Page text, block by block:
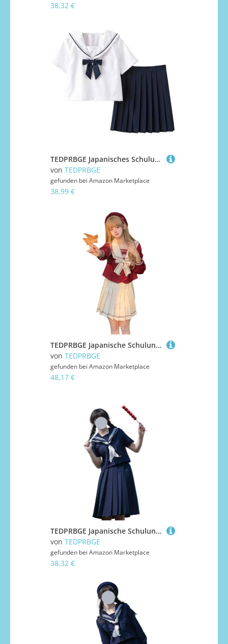
38,32 €
TEDPRBGE Japanisches Schuluniform-Kostüm, JK, Matrosenuniform, Faltenrock, Matrosenhemd, Set, Anime-Kostüme für Damen, Größe XXL
von TEDPRBGE
gefunden bei Amazon Marketplace
38,99 €
TEDPRBGE Japanische Schuluniform-Kostüm, Matrosenuniform, JK, Hemden, Uniform, Anime, Cosplay, Kostüme für Damen, Größe XXL
von TEDPRBGE
gefunden bei Amazon Marketplace
48,17 €
TEDPRBGE Japanische Schuluniform-Kostüm, Matrosenuniform, JK, Hemden, Uniform, Anime, Cosplay, Kostüme für Damen (Blau, kurze Ärmel + Rock, 60 cm, L)
von TEDPRBGE
gefunden bei Amazon Marketplace
38,32 €